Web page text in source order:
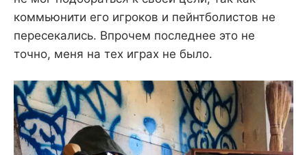
коммьюнити его игроков и пейнтболистов не
пересекались. Впрочем последнее это не
точно, меня на тех играх не было.